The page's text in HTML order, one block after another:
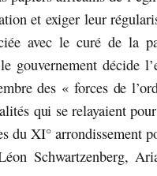
et exiger leur
avec le curé de la
gouvernement décide
des « forces de
qui se relayaient
du XI° arrondissement
Schwartzenberg,